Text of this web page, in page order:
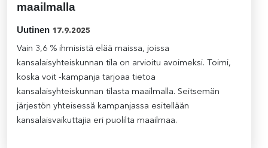
maailmalla
Uutinen 17.9.2025
Vain 3,6 % ihmisistä elää maissa, joissa
kansalaisyhteiskunnan tila on arvioitu avoimeksi. Toimi,
koska voit -kampanja tarjoaa tietoa
kansalaisyhteiskunnan tilasta maailmalla. Seitsemän
järjestön yhteisessä kampanjassa esitellään
kansalaisvaikuttajia eri puolilta maailmaa.